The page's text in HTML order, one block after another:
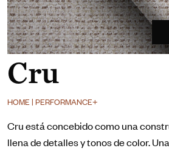
HOME | PERFORMANCE+
Cru
Cru está concebido como una
llena de detalles y tonos de color.